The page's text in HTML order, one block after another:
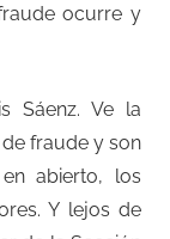
ocurre y
Sáenz. Ve la
fraude y son
abierto, los
Y lejos de